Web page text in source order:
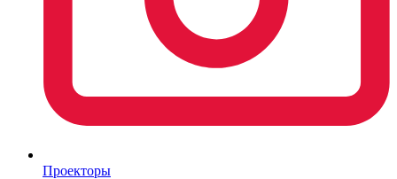
Проекторы